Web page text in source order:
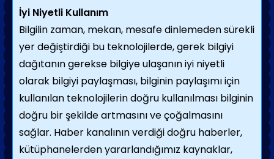
İyi Niyetli Kullanım
Bilgilin zaman, mekan, mesafe dinlemeden sürekli
yer değiştirdiği bu teknolojilerde, gerek bilgiyi
dağıtanın gerekse bilgiye ulaşanın iyi niyetli
olarak bilgiyi paylaşması, bilginin paylaşımı için
kullanılan teknolojilerin doğru kullanılması bilginin
doğru bir şekilde artmasını ve çoğalmasını
sağlar. Haber kanalının verdiği doğru haberler,
kütüphanelerden yararlandığımız kaynaklar,